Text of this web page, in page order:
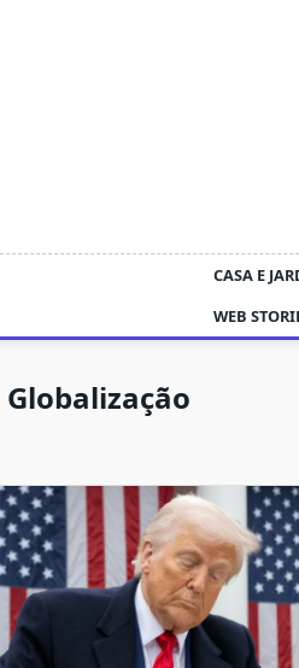
CASA E
WEB
Globalização